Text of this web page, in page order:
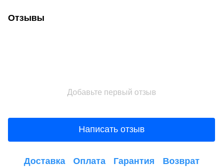
Отзывы
Добавьте первый отзыв
Написать отзыв
Доставка Оплата Гарантия Возврат